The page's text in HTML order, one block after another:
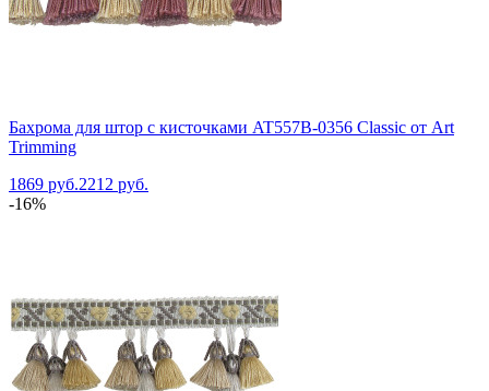
Бахрома для штор с кисточками AT557B-0356 Classic от Art
Trimming
1869 руб.2212 руб.
-16%